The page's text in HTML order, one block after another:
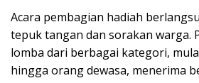
Acara pembagian hadiah
tepuk tangan dan sorakan warga.
lomba dari berbagai kategori,
hingga orang dewasa, menerima